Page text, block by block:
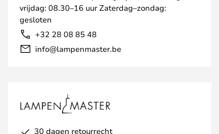
vrijdag: 08.30–16 uur Zaterdag–zondag:
gesloten
+32 28 08 85 48
info@lampenmaster.be
30 dagen retourrecht